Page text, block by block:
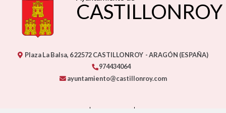
CASTILLONROY
Plaza La Balsa, 622572CASTILLONROY - ARAGÓN (ESPAÑA)
974434064
ayuntamiento@castillonroy.com